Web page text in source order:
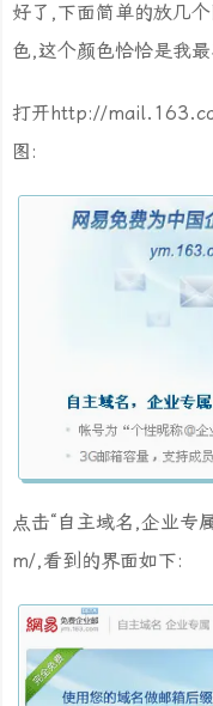
好了,下面简单的放几
色,这个颜色恰恰是我
打开http://
图:
点击“自主域名,企业
m/,看到的界面如下: